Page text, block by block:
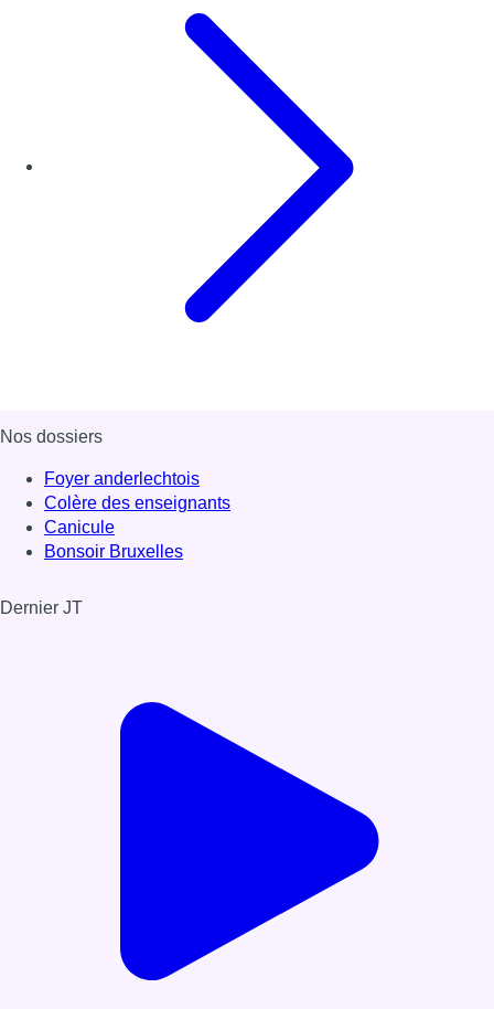
Nos dossiers
Foyer anderlechtois
Colère des enseignants
Canicule
Bonsoir Bruxelles
Dernier JT